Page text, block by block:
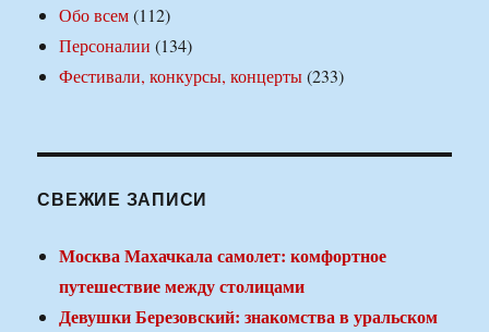
Обо всем(112)
Персоналии (134)
Фестивали, конкурсы, концерты(233)
СВЕЖИЕ ЗАПИСИ
Москва Махачкала самолет: комфортное
путешествие между столицами
Девушки Березовский: знакомства в уральском